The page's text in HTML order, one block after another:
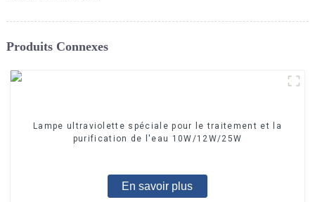
Produits Connexes
Lampe ultraviolette spéciale pour le traitement et la
purification de l'eau 10W/12W/25W
En savoir plus